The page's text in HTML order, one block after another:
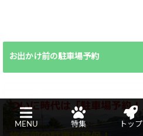
お出かけ前の駐車場予約
MENU 特集 トップ